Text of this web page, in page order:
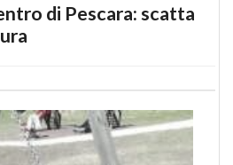
di Pescara: scatta